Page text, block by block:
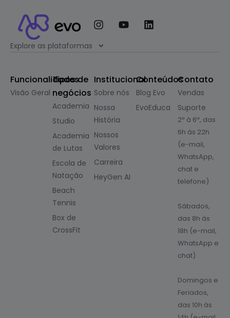
Explore as plataformas
Funcionalidades
Visão Geral
Tipos de
negócios
Academia
Studio
Academia
de Lutas
Escola de
Natação
Beach
Tennis
Box de
CrossFit
Institucional
Sobre nós
Nossa
História
Nossos
Valores
Carreira
HeyGen AI
Conteúdos
Blog Evo
EvoEduca
Contato
Vendas
Suporte
2ª à 6ª, das
6h às 22h
(e-mail,
WhatsApp,
chat e
telefone)
Sábados,
das 8h às
18h (e-mail,
WhatsApp e
chat)
Domingos e
Feriados,
das 10h às